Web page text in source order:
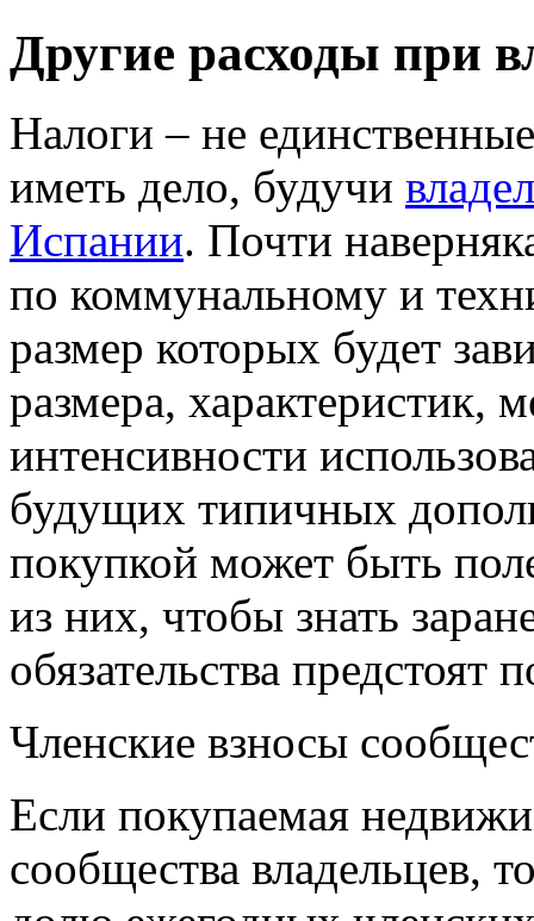
Другие расходы при
Налоги – не
иметь дело, будучи
Испании. Почти
по коммунальному и
размер которых будет
размера, характеристик,
интенсивности
будущих типичных
покупкой может быть
из них, чтобы знать
обязательства предстоят
Членские взносы
Если покупаемая
сообщества владельцев,